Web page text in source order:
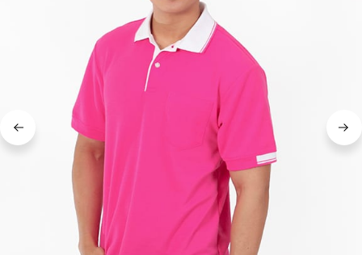
ยูนิฟอร์ม
พร้อม
โลโก้
อุตสาหกรรม
สี
เขียว
ที่2